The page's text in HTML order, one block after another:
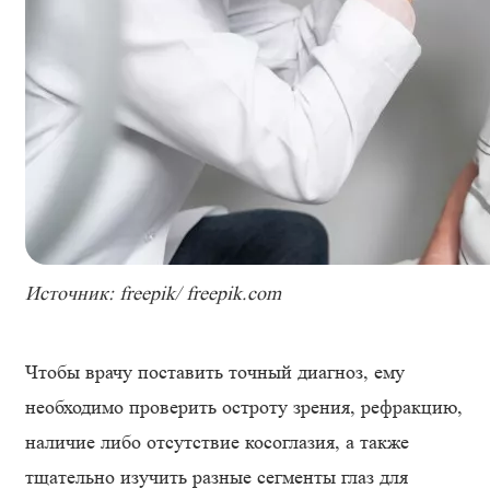
Источник: freepik/ freepik.com
Чтобы врачу поставить точный диагноз, ему
необходимо проверить остроту зрения, рефракцию,
наличие либо отсутствие косоглазия, а также
тщательно изучить разные сегменты глаз для